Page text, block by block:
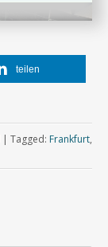
teilen
| Tagged: Frankfurt,